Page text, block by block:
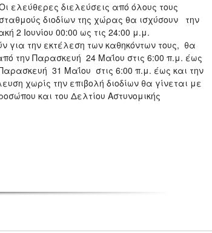
ελεύθερες διελεύσεις από όλους τους
σταθμούς διοδίων της χώρας θα ισχύσουν την
2 Ιουνίου 00:00 ως τις 24:00 μ.μ.
για την εκτέλεση των καθηκόντων τους, θα
την Παρασκευή 24 Μαΐου στις 6:00 π.μ. έως
31 Μαΐου στις 6:00 π.μ. έως και την
χωρίς την επιβολή διοδίων θα γίνεται με
και του Δελτίου Αστυνομικής